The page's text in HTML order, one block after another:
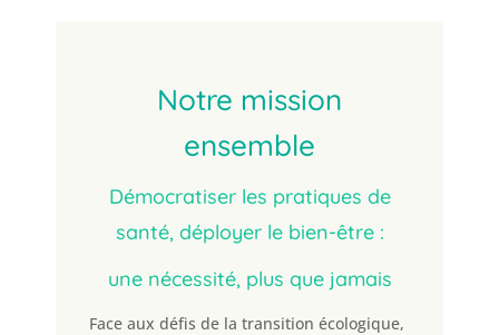
Notre mission
ensemble
Démocratiser les pratiques de
santé, déployer le bien-être :
une nécessité, plus que jamais
Face aux défis de la transition écologique,